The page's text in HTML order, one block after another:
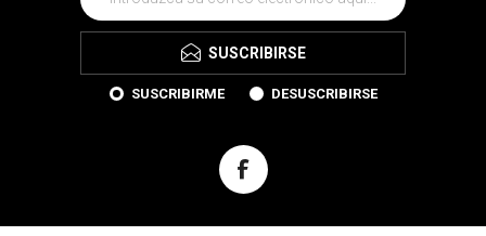
SUSCRIBIRSE
SUSCRIBIRME DESUSCRIBIRSE